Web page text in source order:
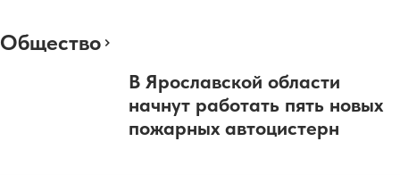
Общество
В Ярославской области
начнут работать пять новых
пожарных автоцистерн